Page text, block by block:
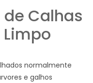
Calhas
normalmente
e galhos